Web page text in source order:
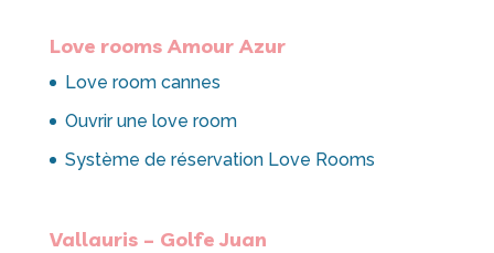
Love rooms Amour Azur
Love room cannes
Ouvrir une love room
Système de réservation Love Rooms
Vallauris – Golfe Juan